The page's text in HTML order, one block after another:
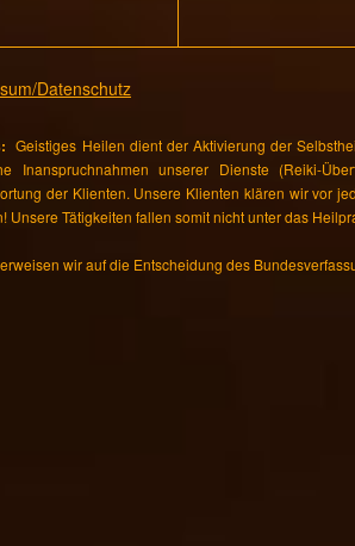
Datenschutz
Geistiges Heilen dient der Aktivierung der
Inanspruchnahmen unserer Dienste (Reiki-
der Klienten. Unsere Klienten klären wir vor
Unsere Tätigkeiten fallen somit nicht unter das
wir auf die Entscheidung des